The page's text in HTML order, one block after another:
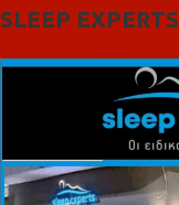
SLEEP EXPERTS